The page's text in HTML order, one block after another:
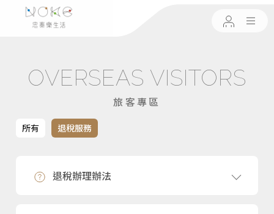
OVERSEAS VISITORS
旅客專區
所有 退稅服務
退稅辦理辦法